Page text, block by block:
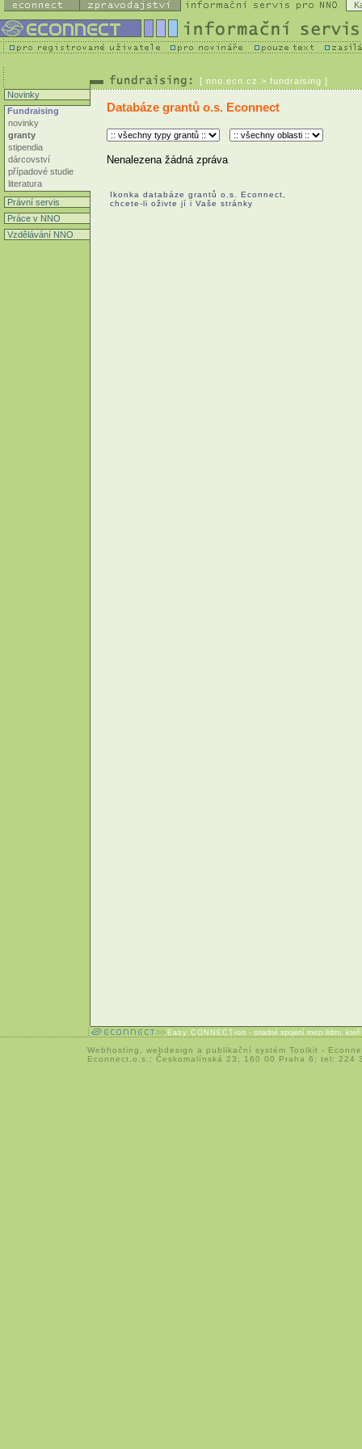
[ nno.ecn.cz > fundraising ]
Novinky
Fundraising
novinky
granty
stipendia
dárcovství
případové studie
literatura
Právní servis
Práce v NNO
Vzdělávání NNO
Databáze grantů o.s. Econnect
Nenalezena žádná zpráva
Ikonka databáze grantů o.s. Econnect,
chcete-li oživte jí i Vaše stránky
Easy CONNECTion - snadné spojení mezi lidmi,
Webhosting webdesign a publikační systém Toolkit -
Econnect,o.s.; Českomalínská 23; 160 00 Praha 6; tel: 224